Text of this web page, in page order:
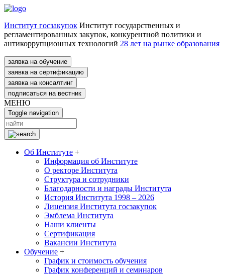
Институт госзакупок Институт государственных и
регламентированных закупок, конкурентной политики и
антикоррупционных технологий 28 лет на рынке образования
заявка на обучение
заявка на сертификацию
заявка на консалтинг
подписаться на вестник
МЕНЮ
Toggle navigation
Об Институте +
Информация об Институте
О ректоре Института
Структура и сотрудники
Благодарности и награды Института
История Института 1998 – 2026
Лицензия Института госзакупок
Эмблема Института
Наши клиенты
Сертификация
Вакансии Института
Обучение +
График и стоимость обучения
График конференций и семинаров